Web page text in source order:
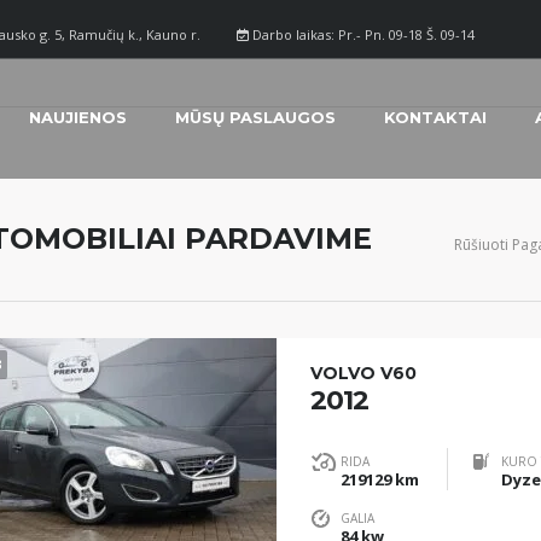
Darbo laikas: Pr.- Pn. 09-18 Š. 09-14
g. 5, Ramučių k., Kauno r.
NAUJIENOS MŪSŲ PASLAUGOS KONTAKTAI
PARDAVIME Rūšiuoti
VOLVO V60
2012
RIDA
219129 km
KURO
GALIA
84 kw